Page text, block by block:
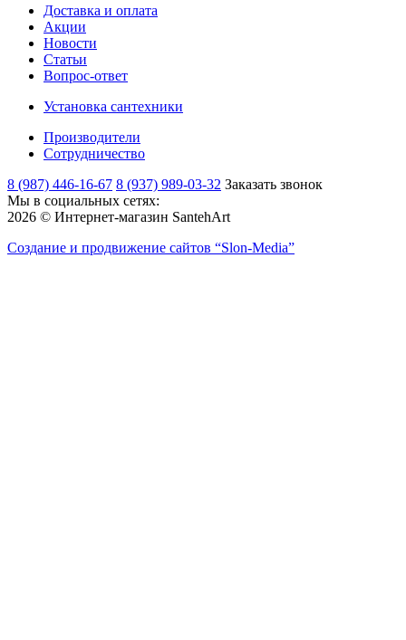
Доставка и оплата
Акции
Новости
Статьи
Вопрос-ответ
Установка сантехники
Производители
Сотрудничество
8 (987) 446-16-67 8 (937) 989-03-32 Заказать звонок
Мы в социальных сетях:
2026 © Интернет-магазин SantehArt
Создание и продвижение сайтов “Slon-Media”